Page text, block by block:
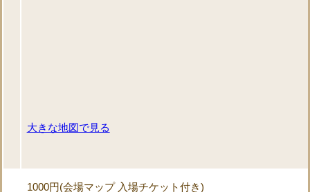
大きな地図で見る
1000円(会場マップ 入場チケット付き)